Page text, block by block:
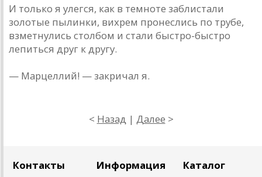
И только я улегся, как в темноте заблистали
золотые пылинки, вихрем пронеслись по трубе,
взметнулись столбом и стали быстро-быстро
лепиться друг к другу.
— Марцеллий! — закричал я.
< Назад | Далее >
Контакты Информация Каталог